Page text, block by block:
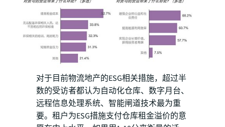
对于目前物流地产的ESG相关措施，超过半
数的受访者都认为自动化仓库、数字月台、
远程信息处理系统、智能闸道技术最为重
要。租户为ESG措施支付仓库租金溢价的意